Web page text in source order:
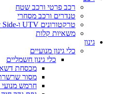
רכב פרטי ורכב שטח
טנדרים ורכב מסחרי
טרקטורונים UTV ו-Side by Side
משאיות קלות
גינון
כלי גינון מנועיים
כלי גינון חשמליים
מכסחת
מסור
חרמש